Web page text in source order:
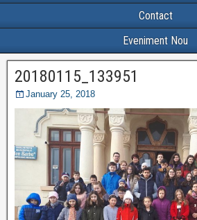
Contact
Eveniment Nou
20180115_133951
January 25, 2018